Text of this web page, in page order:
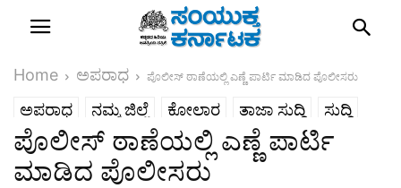
Home ಅಪರಾಧ ಪೊಲೀಸ್ ಠಾಣೆಯಲ್ಲಿ ಎಣ್ಣೆ ಪಾರ್ಟಿ ಮಾಡಿದ ಪೊಲೀಸರು
ಅಪರಾಧ ನಮ್ಮ ಜಿಲ್ಲೆ ಕೋಲಾರ ತಾಜಾ ಸುದ್ದಿ ಸುದ್ದಿ
ಪೊಲೀಸ್ ಠಾಣೆಯಲ್ಲಿ ಎಣ್ಣೆ ಪಾರ್ಟಿ
ಮಾಡಿದ ಪೊಲೀಸರು